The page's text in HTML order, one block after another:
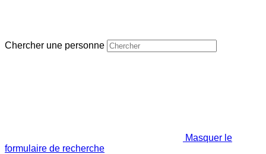
Chercher une personne
Masquer le
formulaire de recherche